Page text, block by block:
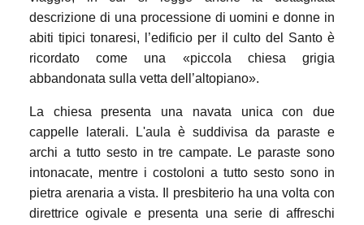
descrizione di una processione di uomini e donne in
abiti tipici tonaresi, l’edificio per il culto del Santo è
ricordato come una «piccola chiesa grigia
abbandonata sulla vetta dell’altopiano».
La chiesa presenta una navata unica con due
cappelle laterali. L'aula è suddivisa da paraste e
archi a tutto sesto in tre campate. Le paraste sono
intonacate, mentre i costoloni a tutto sesto sono in
pietra arenaria a vista. Il presbiterio ha una volta con
direttrice ogivale e presenta una serie di affreschi